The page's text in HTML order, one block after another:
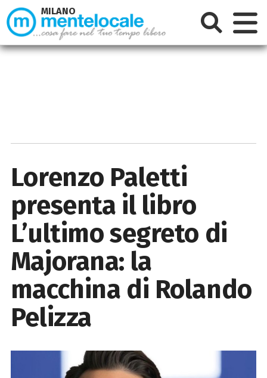
Lorenzo Paletti
presenta il libro
L’ultimo segreto di
Majorana: la
macchina di Rolando
Pelizza
MILANO